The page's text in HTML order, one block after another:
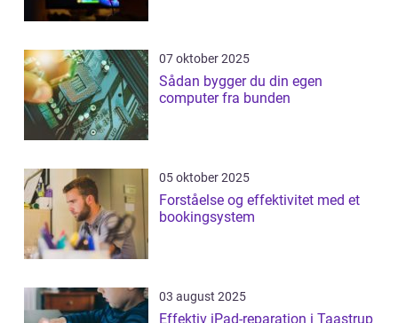
07 oktober 2025
Sådan bygger du din egen
computer fra bunden
05 oktober 2025
Forståelse og effektivitet med et
bookingsystem
03 august 2025
Effektiv iPad-reparation i Taastrup